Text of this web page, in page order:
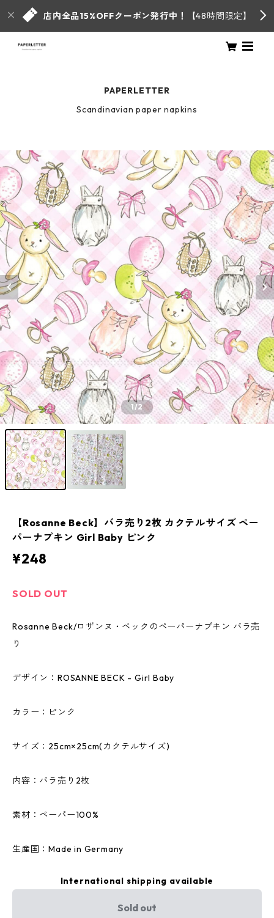
店内全品15%OFFクーポン発行中！ 【48時間限定】
PAPERLETTER
Scandinavian paper napkins
1/2
【Rosanne Beck】バラ売り2枚 カクテルサイズ ペー
パーナプキン Girl Baby ピンク
¥248
SOLD OUT
Rosanne Beck/ロザンヌ・ベックのペーパーナプキン バラ売
り
デザイン：ROSANNE BECK - Girl Baby
カラー：ピンク
サイズ：25cm×25cm(カクテルサイズ)
内容：バラ売り2枚
素材：ペーパー100%
生産国：Made in Germany
International shipping available
Sold out